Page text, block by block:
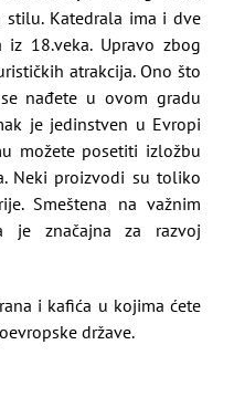
stilu. Katedrala ima i dve
18.veka. Upravo zbog
atrakcija. Ono što
nađete u ovom gradu
je jedinstven u Evropi
možete posetiti izložbu
Neki proizvodi su toliko
Smeštena na važnim
je značajna za razvoj
i kafića u kojima ćete
države.